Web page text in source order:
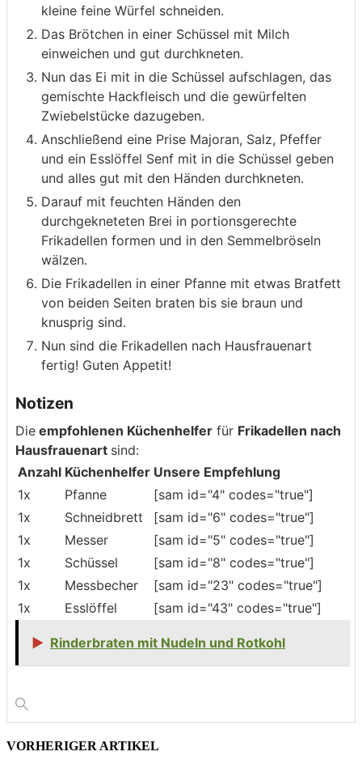
kleine feine Würfel schneiden.
Das Brötchen in einer Schüssel mit Milch
einweichen und gut durchkneten.
Nun das Ei mit in die Schüssel aufschlagen, das
gemischte Hackfleisch und die gewürfelten
Zwiebelstücke dazugeben.
Anschließend eine Prise Majoran, Salz, Pfeffer
und ein Esslöffel Senf mit in die Schüssel geben
und alles gut mit den Händen durchkneten.
Darauf mit feuchten Händen den
durchgekneteten Brei in portionsgerechte
Frikadellen formen und in den Semmelbröseln
wälzen.
Die Frikadellen in einer Pfanne mit etwas Bratfett
von beiden Seiten braten bis sie braun und
knusprig sind.
Nun sind die Frikadellen nach Hausfrauenart
fertig! Guten Appetit!
Notizen
Die empfohlenen Küchenhelfer für Frikadellen nach
Hausfrauenart sind:
Anzahl Küchenhelfer Unsere Empfehlung
1x
Pfanne
[sam id="4" codes="true"]
1x
Schneidbrett
[sam id="6" codes="true"]
1x
Messer
[sam id="5" codes="true"]
1x
Schüssel
[sam id="8" codes="true"]
1x
Messbecher
[sam id="23" codes="true"]
1x
Esslöffel [sam id="43" codes="true"]
▶ Rinderbraten mit Nudeln und Rotkohl
VORHERIGER ARTIKEL